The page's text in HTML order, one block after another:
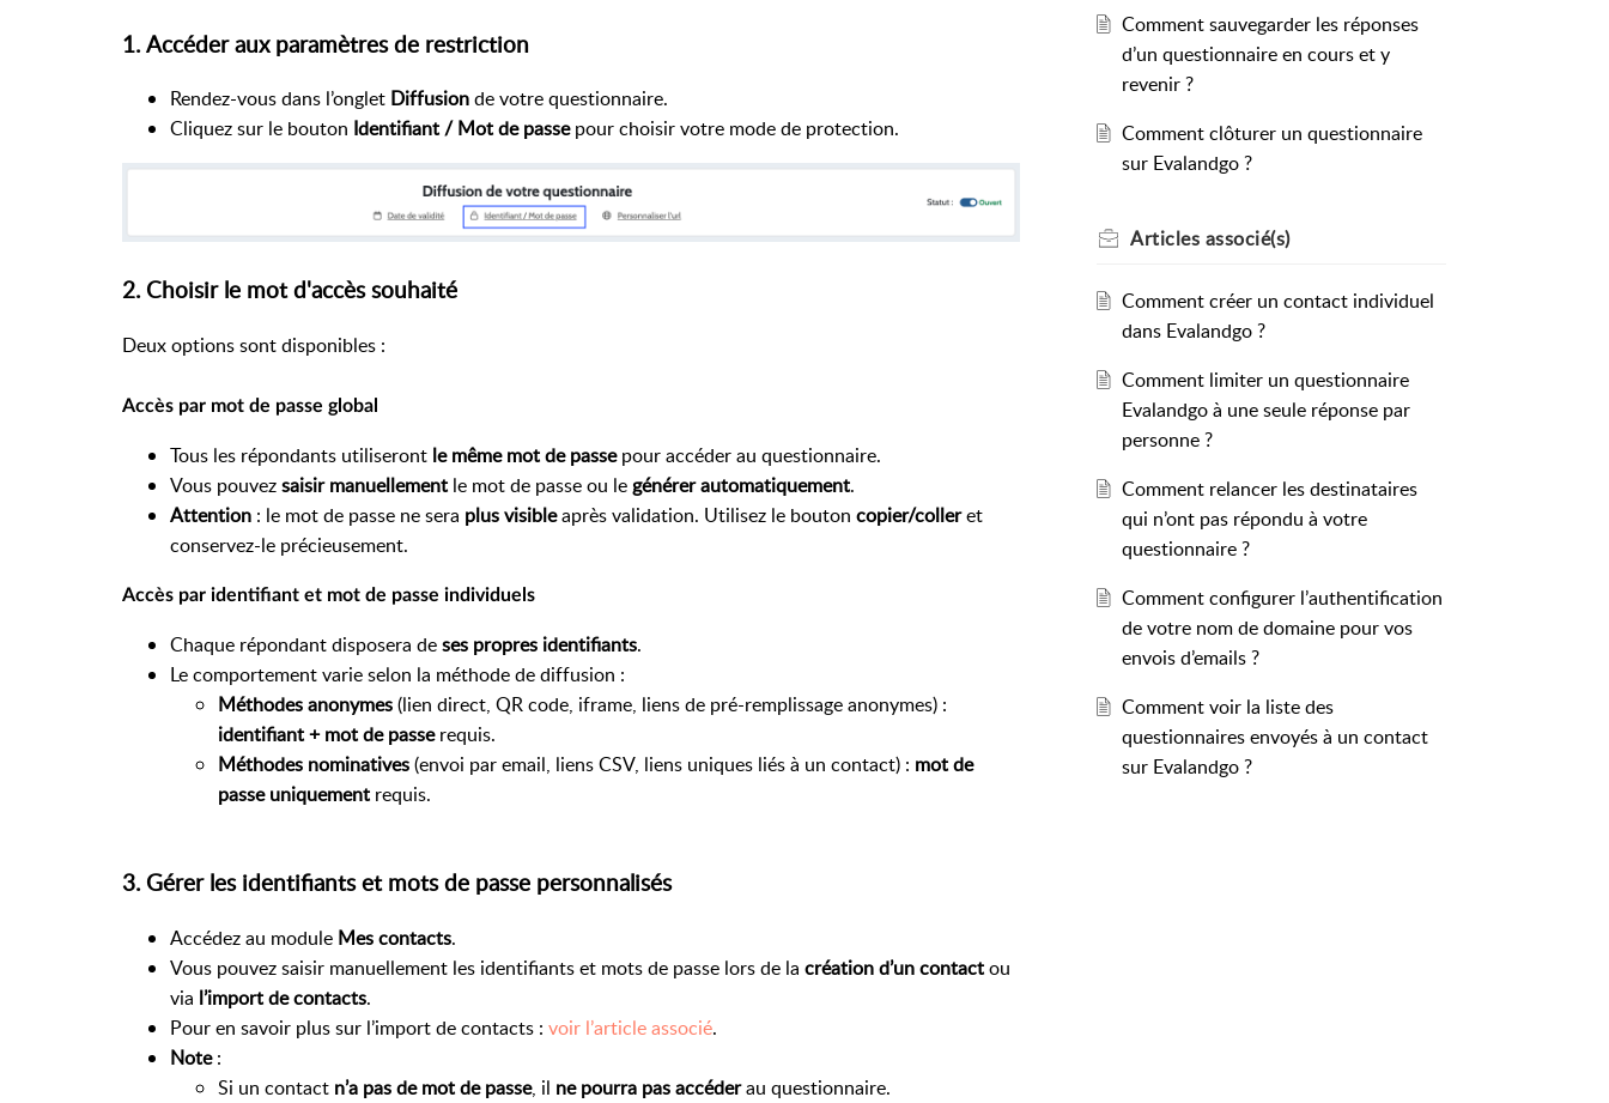
1. Accéder aux paramètres de restriction
Rendez-vous dans l’onglet Diffusionde votre questionnaire.
Cliquez sur le bouton Identifiant / Mot de passepour choisir votre mode de protection.
2. Choisir le mot d'accès souhaité
Deux options sont disponibles :
Accès par mot de passe global
Tous les répondants utiliseront le même mot de passepour accéder au questionnaire.
Vous pouvezsaisir manuellement le mot de passe ou legénérer automatiquement.
Attention : le mot de passe ne sera plus visibleaprès validation. Utilisez le bouton copier/colleret
conservez-le précieusement.
Accès par identifiant et mot de passe individuels
Chaque répondant disposera deses propres identifiants.
Le comportement varie selon la méthode de diffusion :
Méthodes anonymes(lien direct, QR code, iframe, liens de pré-remplissage anonymes) :
identifiant + mot de passerequis.
Méthodes nominatives(envoi par email, liens CSV, liens uniques liés à un contact) : mot de
passe uniquement requis.
3. Gérer les identifiants et mots de passe personnalisés
Accédez au module Mes contacts.
Vous pouvez saisir manuellement les identifiants et mots de passe lors de la création d’un contactou
via l’import de contacts.
Pour en savoir plus sur l’import de contacts : voir l’article associé.
Note:
Si un contact n’a pas de mot de passe, il ne pourra pas accéderau questionnaire.
Comment sauvegarder les réponses
d’un questionnaire en cours et y
revenir ?
Comment clôturer un questionnaire
sur Evalandgo ?
Articles associé(s)
Comment créer un contact individuel
dans Evalandgo ?
Comment limiter un questionnaire
Evalandgo à une seule réponse par
personne ?
Comment relancer les destinataires
qui n’ont pas répondu à votre
questionnaire ?
Comment configurer l’authentification
de votre nom de domaine pour vos
envois d’emails ?
Comment voir la liste des
questionnaires envoyés à un contact
sur Evalandgo ?